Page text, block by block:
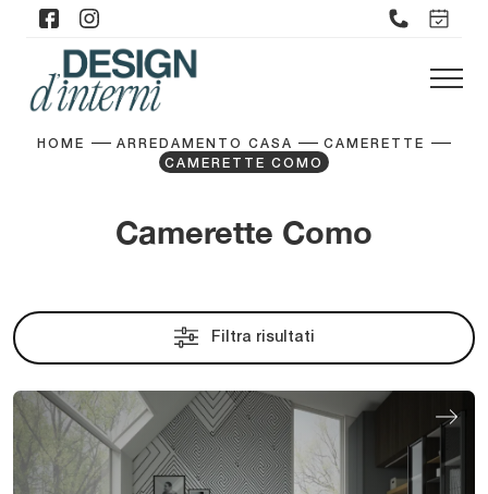
HOME ARREDAMENTO CASA
CAMERETTE
CAMERETTE COMO
Camerette Como
Filtra risultati